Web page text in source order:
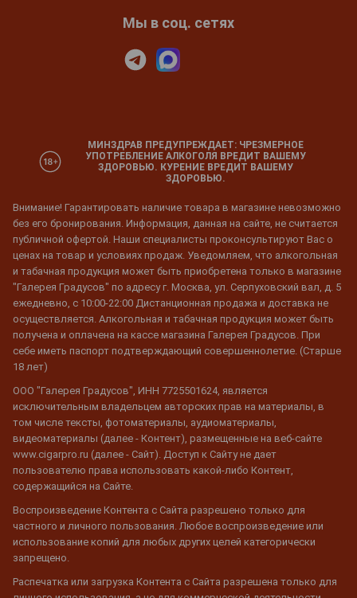
Мы в соц. сетях
МИНЗДРАВ ПРЕДУПРЕЖДАЕТ: ЧРЕЗМЕРНОЕ
УПОТРЕБЛЕНИЕ АЛКОГОЛЯ ВРЕДИТ ВАШЕМУ
ЗДОРОВЬЮ. КУРЕНИЕ ВРЕДИТ ВАШЕМУ
ЗДОРОВЬЮ.
Внимание! Гарантировать наличие товара в магазине невозможно
без его бронирования. Информация, данная на сайте, не считается
публичной офертой. Наши специалисты проконсультируют Вас о
ценах на товар и условиях продаж. Уведомляем, что алкогольная
и табачная продукция может быть приобретена только в магазине
"Галерея Градусов" по адресу г. Москва, ул. Серпуховский вал, д. 5
ежедневно, с 10:00-22:00 Дистанционная продажа и доставка не
осуществляется. Алкогольная и табачная продукция может быть
получена и оплачена на кассе магазина Галерея Градусов. При
себе иметь паспорт подтверждающий совершеннолетие. (Старше
18 лет)
ООО "Галерея Градусов", ИНН 7725501624, является
исключительным владельцем авторских прав на материалы, в
том числе тексты, фотоматериалы, аудиоматериалы,
видеоматериалы (далее - Контент), размещенные на веб-сайте
www.cigarpro.ru (далее - Сайт). Доступ к Сайту не дает
пользователю права использовать какой-либо Контент,
содержащийся на Сайте.
Воспроизведение Контента с Сайта разрешено только для
частного и личного пользования. Любое воспроизведение или
использование копий для любых других целей категорически
запрещено.
Распечатка или загрузка Контента с Сайта разрешена только для